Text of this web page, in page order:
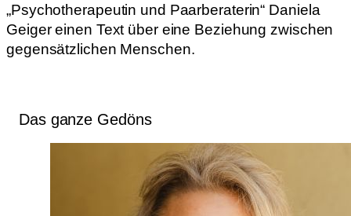
„Psychotherapeutin und Paarberaterin“ Daniela
Geiger einen Text über eine Beziehung zwischen
gegensätzlichen Menschen.
Das ganze Gedöns